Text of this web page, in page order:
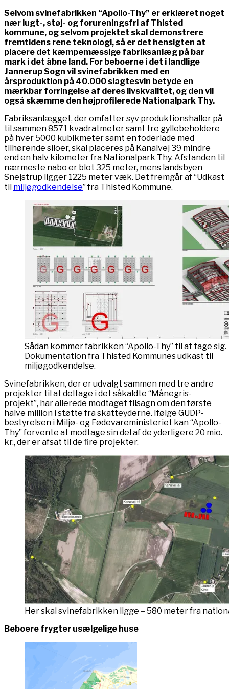
Selvom svinefabrikken “Apollo-Thy” er erklæret noget
nær lugt-, støj- og forureningsfri af Thisted
kommune, og selvom projektet skal demonstrere
fremtidens rene teknologi, så er det hensigten at
placere det kæmpemæssige fabriksanlæg på bar
mark i det åbne land. For beboerne i det i landlige
Jannerup Sogn vil svinefabrikken med en
årsproduktion på 40.000 slagtesvin betyde en
mærkbar forringelse af deres livskvalitet, og den vil
også skæmme den højprofilerede Nationalpark Thy.
Fabriksanlægget, der omfatter syv produktionshaller på
til sammen 8571 kvadratmeter samt tre gyllebeholdere
på hver 5000 kubikmeter samt en foderlade med
tilhørende siloer, skal placeres på Kanalvej 39 mindre
end en halv kilometer fra Nationalpark Thy. Afstanden til
nærmeste nabo er blot 325 meter, mens landsbyen
Snejstrup ligger 1225 meter væk. Det fremgår af “Udkast
til miljøgodkendelse” fra Thisted Kommune.
Sådan kommer fabrikken “Apollo-Thy” til at tage sig.
Dokumentation fra Thisted Kommunes udkast til
miljøgodkendelse.
Svinefabrikken, der er udvalgt sammen med tre andre
projekter til at deltage i det såkaldte “Månegris-
projekt”, har allerede modtaget tilsagn om den første
halve million i støtte fra skatteyderne. Ifølge GUDP-
bestyrelsen i Miljø- og Fødevareministeriet kan “Apollo-
Thy” forvente at modtage sin del af de yderligere 20 mio.
kr., der er afsat til de fire projekter.
Her skal svinefabrikken ligge – 580 meter fra
Beboere frygter usælgelige huse